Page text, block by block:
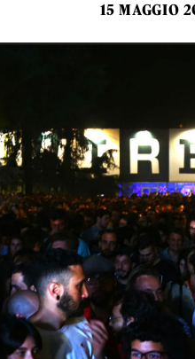
15 MAGGIO